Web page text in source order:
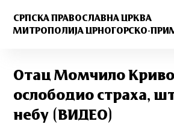
СРПСКА ПРАВОСЛАВНА ЦРКВА
МИТРОПОЛИЈА ЦРНОГОРСКО-
Отац Момчило
ослободио страха,
небу (ВИДЕО)